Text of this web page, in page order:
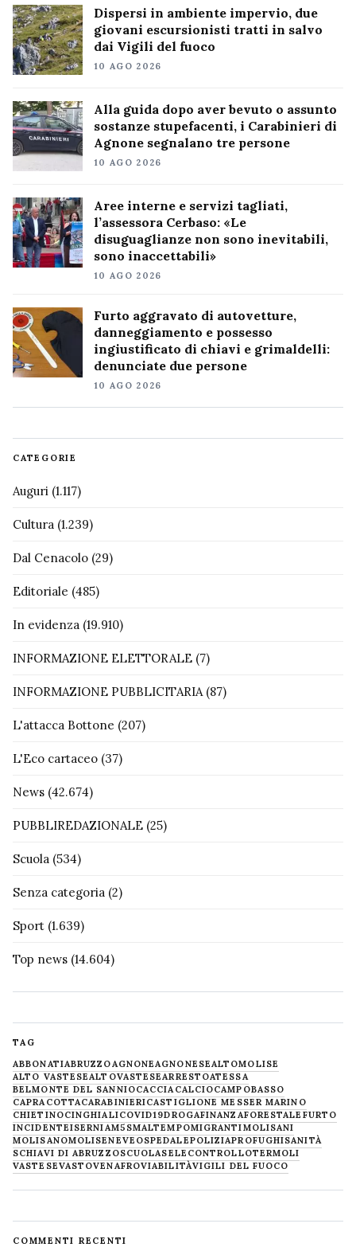
Dispersi in ambiente impervio, due
giovani escursionisti tratti in salvo
dai Vigili del fuoco
10 AGO 2026
Alla guida dopo aver bevuto o assunto
sostanze stupefacenti, i Carabinieri di
Agnone segnalano tre persone
10 AGO 2026
Aree interne e servizi tagliati,
l’assessora Cerbaso: «Le
disuguaglianze non sono inevitabili,
sono inaccettabili»
10 AGO 2026
Furto aggravato di autovetture,
danneggiamento e possesso
ingiustificato di chiavi e grimaldelli:
denunciate due persone
10 AGO 2026
CATEGORIE
Auguri (1.117)
Cultura (1.239)
Dal Cenacolo (29)
Editoriale (485)
In evidenza (19.910)
INFORMAZIONE ELETTORALE (7)
INFORMAZIONE PUBBLICITARIA(87)
L'attacca Bottone (207)
L'Eco cartaceo (37)
News (42.674)
PUBBLIREDAZIONALE (25)
Scuola (534)
Senza categoria (2)
Sport (1.639)
Top news (14.604)
TAG
ABBONATIABRUZZOAGNONEAGNONESEALTOMOLISE
ALTO VASTESEALTOVASTESEARRESTOATESSA
BELMONTE DEL SANNIOCACCIACALCIOCAMPOBASSO
CAPRACOTTACARABINIERICASTIGLIONE MESSER MARINO
CHIETINOCINGHIALICOVID19DROGAFINANZAFORESTALE FURTO
INCIDENTEISERNIAM5SMALTEMPOMIGRANTIMOLISANI
MOLISANOMOLISENEVE OSPEDALEPOLIZIAPROFUGHISANITÀ
SCHIAVI DI ABRUZZOSCUOLASELECONTROLLOTERMOLI
VASTESEVASTOVENAFROVIABILITÀVIGILI DEL FUOCO
COMMENTI RECENTI